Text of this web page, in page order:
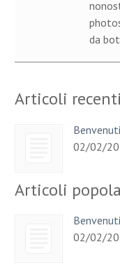
da
Articoli recenti
02/02/
Articoli
02/02/